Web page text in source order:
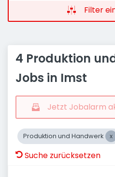
Filter
4 Produktion
Jobs in Imst
Jetzt Jobalarm
Produktion und Handwerk
Suche zurücksetzen